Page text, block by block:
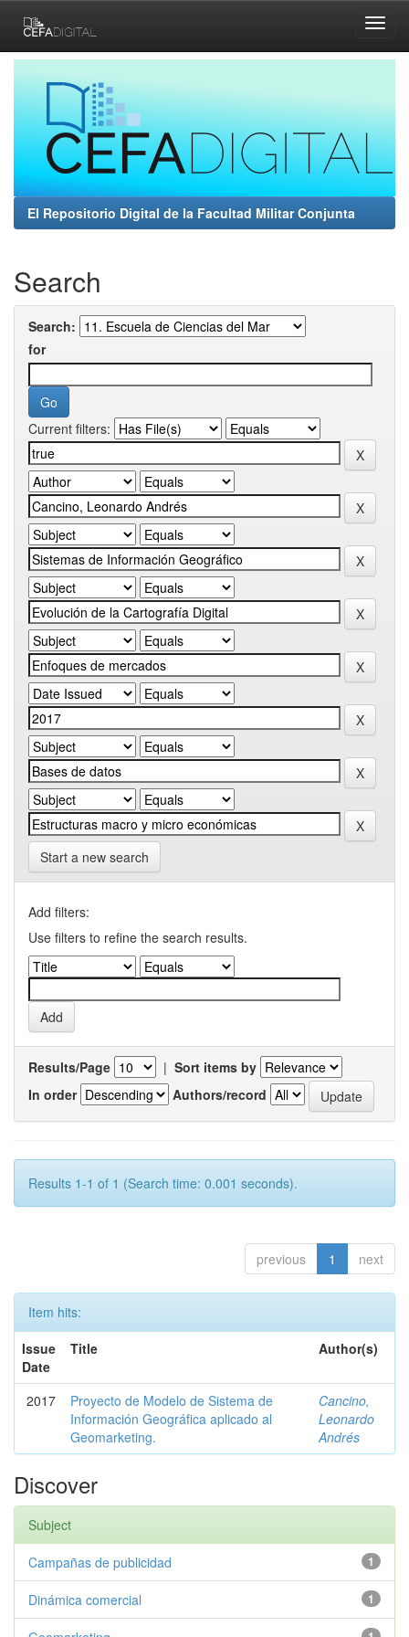
navigation
El Repositorio Digital de la Facultad Militar Conjunta
Search
Search:
for
Current filters:
Start a new search
Add filters:
Use filters to refine the search results.
Results/Page | Sort items by
In order
Authors/record
Results 1-1 of 1 (Search time: 0.001 seconds).
previous 1 next
Item hits:
Issue
Date
Title Author(s)
2017
Proyecto de Modelo de Sistema de
Información Geográfica aplicado al
Geomarketing.
Cancino,
Leonardo
Andrés
Discover
Subject
1
Campañas de publicidad
1
Dinámica comercial